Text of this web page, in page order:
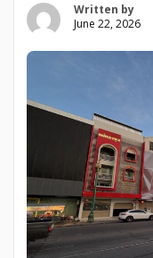
Written by
June 22, 2026